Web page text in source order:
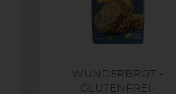
WUNDERBROT -
GLUTENFREI-